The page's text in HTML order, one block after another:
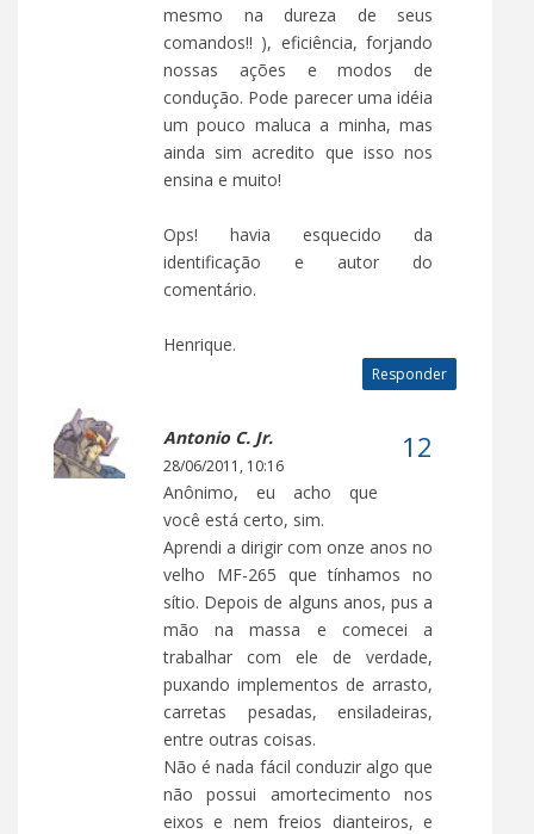
mesmo na dureza de seus
comandos!! ), eficiência, forjando
nossas ações e modos de
condução. Pode parecer uma idéia
um pouco maluca a minha, mas
ainda sim acredito que isso nos
ensina e muito!
Ops! havia esquecido da
identificação e autor do
comentário.
Henrique.
Responder
Antonio C. Jr.
28/06/2011, 10:16
Anônimo, eu acho que
você está certo, sim.
Aprendi a dirigir com onze anos no
velho MF-265 que tínhamos no
sítio. Depois de alguns anos, pus a
mão na massa e comecei a
trabalhar com ele de verdade,
puxando implementos de arrasto,
carretas pesadas, ensiladeiras,
entre outras coisas.
Não é nada fácil conduzir algo que
não possui amortecimento nos
eixos e nem freios dianteiros, e